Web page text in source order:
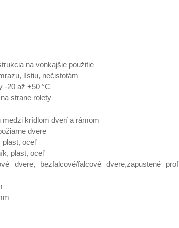
na vonkajšie použitie
lístiu, nečistotám
-20 až +50 °C
strane rolety
krídlom dverí a rámom
dvere
plast, oceľ
plast, oceľ
dvere, bezfalcové/falcové dvere,zapustené